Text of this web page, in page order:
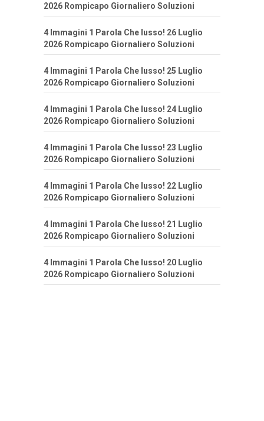
2026 Rompicapo Giornaliero Soluzioni
4 Immagini 1 Parola Che lusso! 26 Luglio
2026 Rompicapo Giornaliero Soluzioni
4 Immagini 1 Parola Che lusso! 25 Luglio
2026 Rompicapo Giornaliero Soluzioni
4 Immagini 1 Parola Che lusso! 24 Luglio
2026 Rompicapo Giornaliero Soluzioni
4 Immagini 1 Parola Che lusso! 23 Luglio
2026 Rompicapo Giornaliero Soluzioni
4 Immagini 1 Parola Che lusso! 22 Luglio
2026 Rompicapo Giornaliero Soluzioni
4 Immagini 1 Parola Che lusso! 21 Luglio
2026 Rompicapo Giornaliero Soluzioni
4 Immagini 1 Parola Che lusso! 20 Luglio
2026 Rompicapo Giornaliero Soluzioni